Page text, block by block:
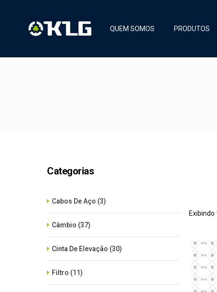
QUEM SOMOS PRODUTOS
Categorias
Cabos De Aço (3)
Câmbio (37)
Cinta De Elevação (30)
Filtro (11)